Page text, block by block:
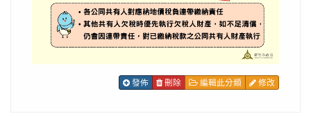
發佈 刪除 編輯此分類 修改